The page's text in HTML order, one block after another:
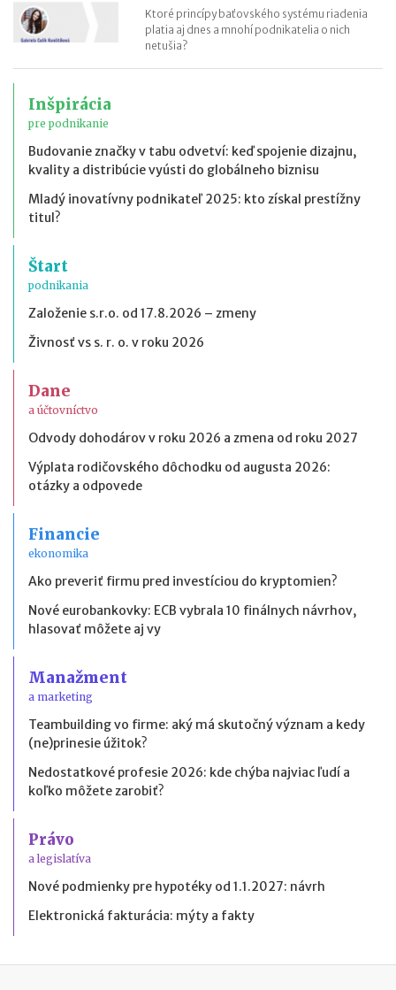
Ktoré princípy baťovského systému riadenia
platia aj dnes a mnohí podnikatelia o nich
netušia?
Inšpirácia
pre podnikanie
Budovanie značky v tabu odvetví: keď spojenie dizajnu,
kvality a distribúcie vyústi do globálneho biznisu
Mladý inovatívny podnikateľ 2025: kto získal prestížny
titul?
Štart
podnikania
Založenie s.r.o. od 17.8.2026 – zmeny
Živnosť vs s. r. o. v roku 2026
Dane
a účtovníctvo
Odvody dohodárov v roku 2026 a zmena od roku 2027
Výplata rodičovského dôchodku od augusta 2026:
otázky a odpovede
Financie
ekonomika
Ako preveriť firmu pred investíciou do kryptomien?
Nové eurobankovky: ECB vybrala 10 finálnych návrhov,
hlasovať môžete aj vy
Manažment
a marketing
Teambuilding vo firme: aký má skutočný význam a kedy
(ne)prinesie úžitok?
Nedostatkové profesie 2026: kde chýba najviac ľudí a
koľko môžete zarobiť?
Právo
a legislatíva
Nové podmienky pre hypotéky od 1.1.2027: návrh
Elektronická fakturácia: mýty a fakty